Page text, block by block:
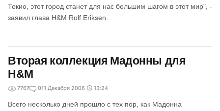
Токио, этот город станет для нас большим шагом в этот мир", -
заявил глава H&M Rolf Eriksen.
Вторая коллекция Мадонны для
H&M
7767 011 Декабря 2006 13:24
Всего несколько дней прошло с тех пор, как Мадонна